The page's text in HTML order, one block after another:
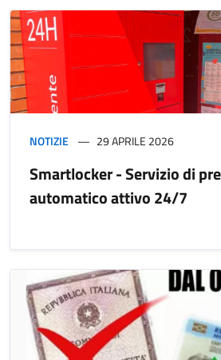
NOTIZIE 29 APRILE 2026
Smartlocker - Servizio di
automatico attivo 24/7